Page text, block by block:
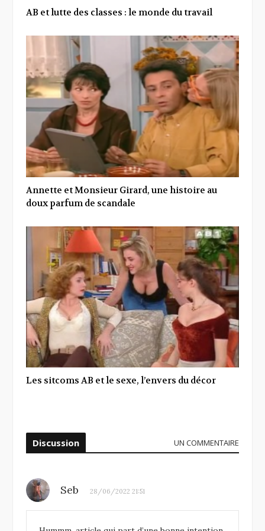
AB et lutte des classes : le monde du travail
Annette et Monsieur Girard, une histoire au
doux parfum de scandale
Les sitcoms AB et le sexe, l’envers du décor
Discussion UN COMMENTAIRE
Seb 28/06/2022 21:51